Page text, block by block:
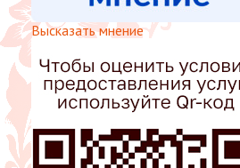
Высказать мнение